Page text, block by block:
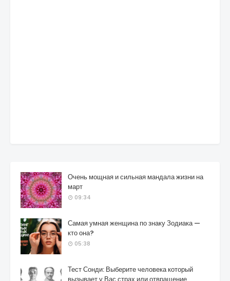
Очень мощная и сильная мандала жизни на
март
09:34
Самая умная женщина по знаку Зодиака —
кто она?
05:38
Тест Сонди: Выберите человека который